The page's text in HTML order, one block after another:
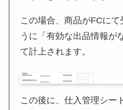
この場合、商品がFCにて
うに「有効な出品情報が
て計上されます。
この後に、仕入管理シー